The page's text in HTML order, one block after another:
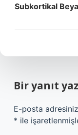
Subkortikal
Bir yanıt
E-posta
* ile